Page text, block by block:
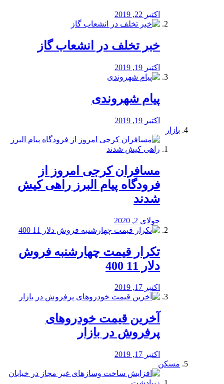
اکتبر 22, 2019
خبر تخلف در انشعاب گاز
اکتبر 19, 2019
پیام شهروندی
اکتبر 19, 2019
بازار
مسافران کرجی امروز از
فرودگاه پیام البرز راهی کیش
شدند
جولای 2, 2020
تکرار قیمت چهارشنبه فروش
دلار 11 400
اکتبر 17, 2019
آخرین قیمت خودرو‌های
پرفروش در بازار
اکتبر 17, 2019
مسکن